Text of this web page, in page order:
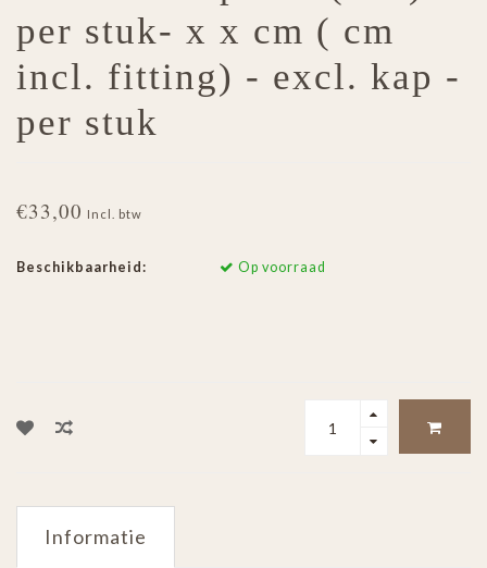
per stuk- x x cm ( cm
incl. fitting) - excl. kap -
per stuk
€33,00 Incl. btw
Beschikbaarheid: Op voorraad
Informatie